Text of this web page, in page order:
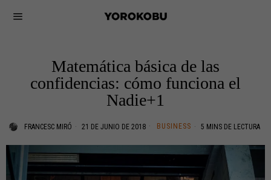
Matemática básica de las
confidencias: cómo funciona el
Nadie+1
FRANCESC MIRÓ 21 DE JUNIO DE 2018 BUSINESS 5 MINS DE LECTURA